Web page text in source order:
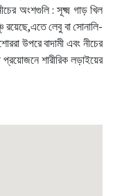
অংশগুলি : সূক্ষ্ম গাড় খিল
রয়েছে,এতে লেবু বা সোনালি-
উপরে বাদামী এবং নীচের
শারীরিক লড়াইয়ের